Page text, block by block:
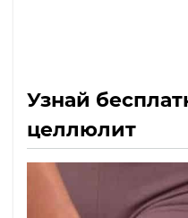
Узнай
целлюлит